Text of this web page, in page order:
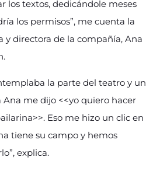
los textos, dedicándole meses
los permisos”, me cuenta la
y directora de la compañía, Ana
la parte del teatro y un
me dijo <<yo quiero hacer
Eso me hizo un clic en
tiene su campo y hemos
explica.